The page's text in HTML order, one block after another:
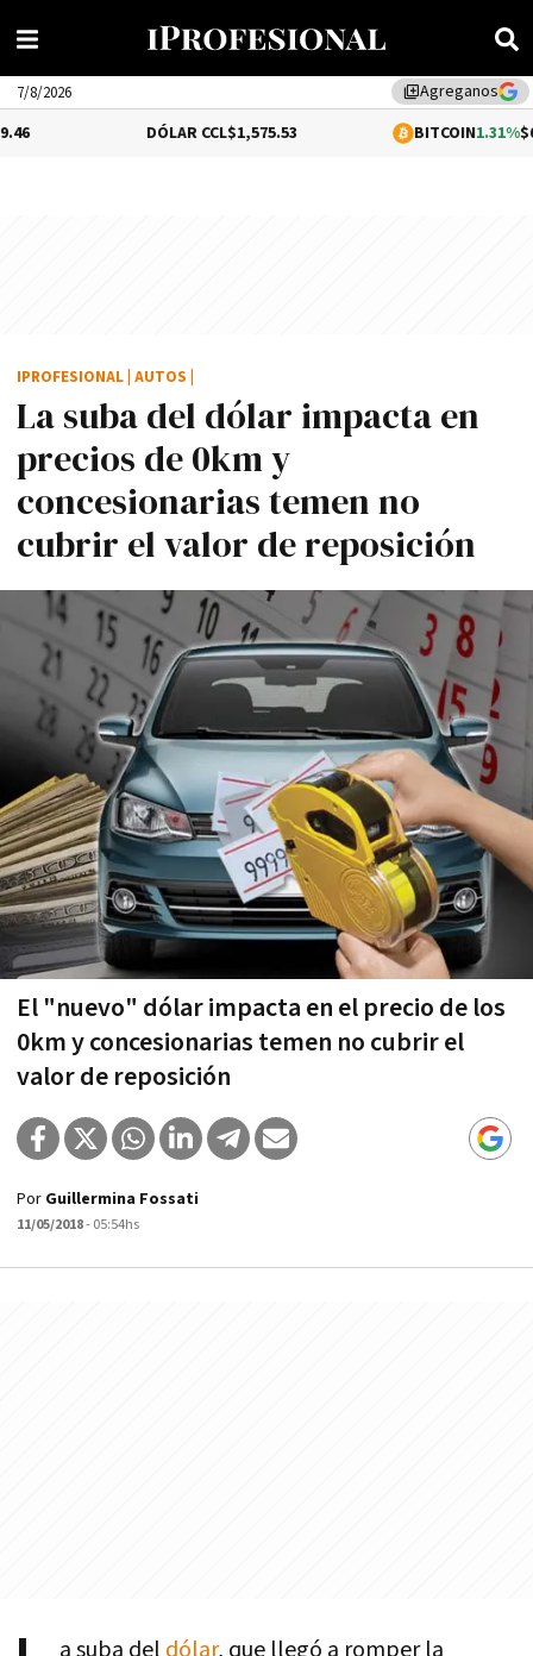
library_addAgreganos
7/8/2026
$1,575.53 1.31%$65,123.35
La suba del dólar impacta en
precios de 0km y
concesionarias temen no
cubrir el valor de reposición
El "nuevo" dólar impacta en el precio de los
0km y concesionarias temen no cubrir el
valor de reposición
IPROFESIONAL AUTOS
Por Guillermina Fossati
11/05/2018- 05:54hs